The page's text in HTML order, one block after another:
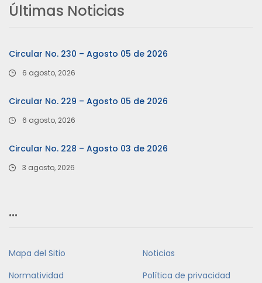
Últimas Noticias
Circular No. 230 – Agosto 05 de 2026
6 agosto, 2026
Circular No. 229 – Agosto 05 de 2026
6 agosto, 2026
Circular No. 228 – Agosto 03 de 2026
3 agosto, 2026
…
Mapa del Sitio
Noticias
Normatividad
Política de privacidad